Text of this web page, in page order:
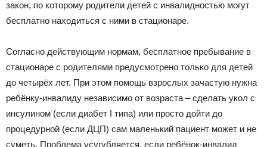
закон, по которому родители детей с инвалидностью могут
бесплатно находиться с ними в стационаре.
Согласно действующим нормам, бесплатное пребывание в
стационаре с родителями предусмотрено только для детей
до четырёх лет. При этом помощь взрослых зачастую нужна
ребёнку-инвалиду независимо от возраста – сделать укол с
инсулином (если диабет I типа) или просто дойти до
процедурной (если ДЦП) сам маленький пациент может и не
суметь. Проблема усугубляется, если ребёнок-инвалид